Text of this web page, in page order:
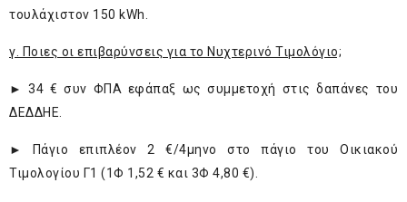
τουλάχιστον 150 kWh.
γ. Ποιες οι επιβαρύνσεις για το Νυχτερινό Τιμολόγιο;
► 34 € συν ΦΠΑ εφάπαξ ως συμμετοχή στις δαπάνες του
ΔΕΔΔΗΕ.
► Πάγιο επιπλέον 2 €/4μηνο στο πάγιο του Οικιακού
Τιμολογίου Γ1 (1Φ 1,52 € και 3Φ 4,80 €).